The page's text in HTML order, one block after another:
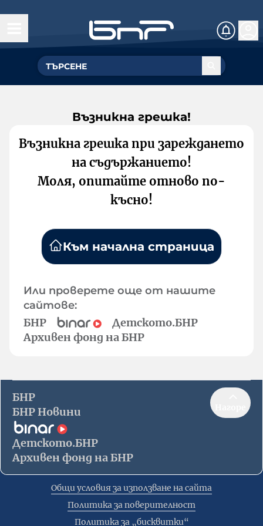
Възникна грешка!
Възникна грешка при зареждането
на съдържанието!
Моля, опитайте отново по-
късно!
Към начална страница
Или проверете още от нашите
сайтове:
БНР
Детското.БНР
Архивен фонд на БНР
БНР
БНР Новини
Детското.БНР
Архивен фонд на БНР
Общи условия за използване на сайта
Политика за поверителност
Политика за „бисквитки“